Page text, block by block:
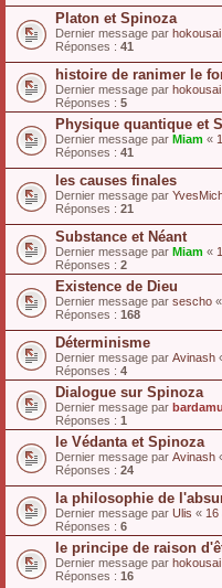
Platon et Spinoza
Dernier message par hokousai
Réponses : 41
histoire de ranimer le
Dernier message par hokousai
Réponses : 5
Physique quantique et
Dernier message par Miam «
Réponses : 41
les causes finales
Dernier message par
Réponses : 21
Substance et Néant
Dernier message par Miam «
Réponses : 2
Existence de Dieu
Dernier message par sescho «
Réponses : 168
Déterminisme
Dernier message par Avinash
Réponses : 4
Dialogue sur Spinoza
Dernier message par bardamu
Réponses : 1
le Védanta et Spinoza
Dernier message par Avinash
Réponses : 24
la philosophie de
Dernier message par Ulis « 16
Réponses : 6
le principe de raison
Dernier message par hokousai
Réponses : 16